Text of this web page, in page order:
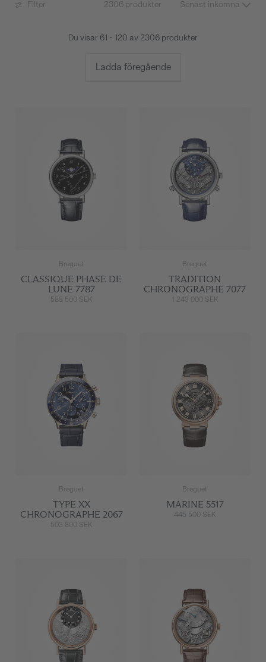
Filter 2306 produkter
Du visar 61 - 120 av 2306 produkter
Ladda föregående
Breguet
CLASSIQUE PHASE DE
LUNE 7787
588 500 SEK
Breguet
TRADITION
CHRONOGRAPHE 7077
1 243 000 SEK
Breguet
TYPE XX
CHRONOGRAPHE 2067
503 800 SEK
Breguet
MARINE 5517
445 500 SEK